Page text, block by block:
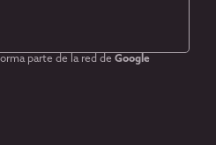
parte de la red de Google